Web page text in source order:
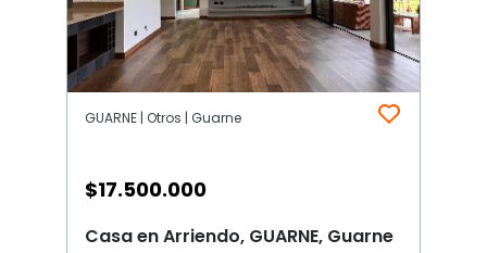
GUARNE | Otros | Guarne
$17.500.000
Casa en Arriendo, GUARNE, Guarne